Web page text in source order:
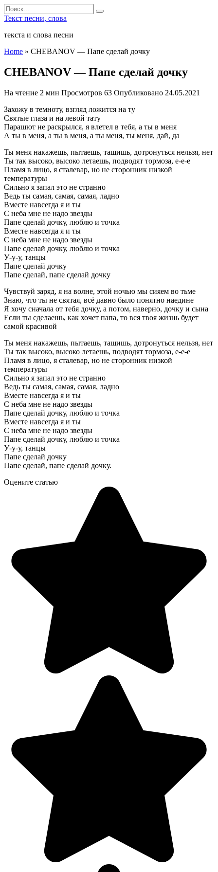
Перейти
к
Search
for:
Текст песни, слова
текста и слова песни
Home » CHEBANOV — Папе сделай дочку
CHEBANOV — Папе сделай дочку
На чтение 2 мин Просмотров 63 Опубликовано 24.05.2021
Захожу в темноту, взгляд ложится на ту
Святые глаза и на левой тату
Парашют не раскрылся, я влетел в тебя, а ты в меня
А ты в меня, а ты в меня, а ты меня, ты меня, дай, да
Ты меня накажешь, пытаешь, тащишь, дотронуться нельзя, нет
Ты так высоко, высоко летаешь, подводят тормоза, е-е-е
Пламя в лицо, я сталевар, но не сторонник низкой
температуры
Сильно я запал это не странно
Ведь ты самая, самая, самая, ладно
Вместе навсегда я и ты
С неба мне не надо звезды
Папе сделай дочку, люблю и точка
Вместе навсегда я и ты
С неба мне не надо звезды
Папе сделай дочку, люблю и точка
У-у-у, танцы
Папе сделай дочку
Папе сделай, папе сделай дочку
Чувствуй заряд, я на волне, этой ночью мы сияем во тьме
Знаю, что ты не святая, всё давно было понятно наедине
Я хочу сначала от тебя дочку, а потом, наверно, дочку и сына
Если ты сделаешь, как хочет папа, то вся твоя жизнь будет
самой красивой
Ты меня накажешь, пытаешь, тащишь, дотронуться нельзя, нет
Ты так высоко, высоко летаешь, подводят тормоза, е-е-е
Пламя в лицо, я сталевар, но не сторонник низкой
температуры
Сильно я запал это не странно
Ведь ты самая, самая, самая, ладно
Вместе навсегда я и ты
С неба мне не надо звезды
Папе сделай дочку, люблю и точка
Вместе навсегда я и ты
С неба мне не надо звезды
Папе сделай дочку, люблю и точка
У-у-у, танцы
Папе сделай дочку
Папе сделай, папе сделай дочку.
Оцените статью